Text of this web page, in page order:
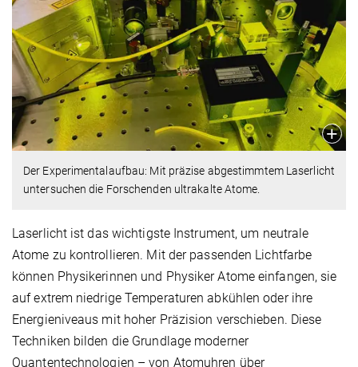
Der Experimentalaufbau: Mit präzise abgestimmtem Laserlicht
untersuchen die Forschenden ultrakalte Atome.
Laserlicht ist das wichtigste Instrument, um neutrale
Atome zu kontrollieren. Mit der passenden Lichtfarbe
können Physikerinnen und Physiker Atome einfangen, sie
auf extrem niedrige Temperaturen abkühlen oder ihre
Energieniveaus mit hoher Präzision verschieben. Diese
Techniken bilden die Grundlage moderner
Quantentechnologien – von Atomuhren über